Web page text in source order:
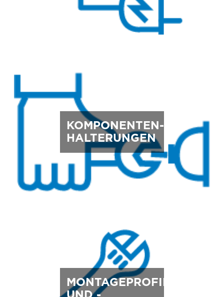
KOMPONENTEN-
HALTERUNGEN
MONTAGEPROFILE